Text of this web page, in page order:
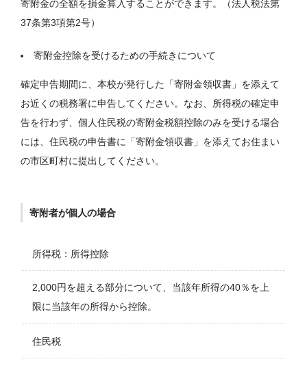
寄附金の全額を損金算入することができます。（法人税法第
37条第3項第2号）
寄附金控除を受けるための手続きについて
確定申告期間に、本校が発行した「寄附金領収書」を添えて
お近くの税務署に申告してください。なお、所得税の確定申
告を行わず、個人住民税の寄附金税額控除のみを受ける場合
には、住民税の申告書に「寄附金領収書」を添えてお住まい
の市区町村に提出してください。
寄附者が個人の場合
所得税：所得控除
2,000円を超える部分について、当該年所得の40％を上
限に当該年の所得から控除。
住民税